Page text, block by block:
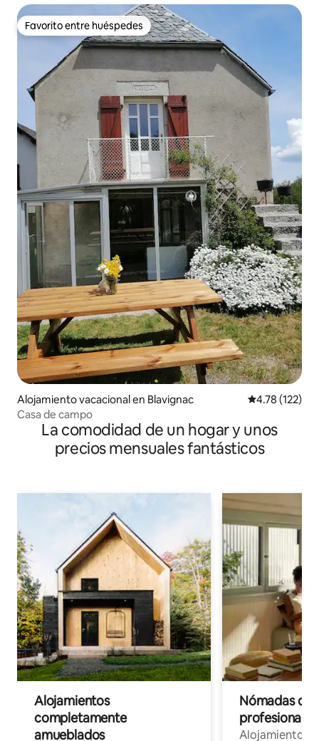
Favorito entre huéspedes
Favorito entre huéspedes
Alojamiento vacacional en Blavignac Calificación
4.78 (122)
Casa de campo
La comodidad de un hogar y unos
precios mensuales fantásticos
Alojamientos
completamente
amueblados
Nómadas
Alojamientos